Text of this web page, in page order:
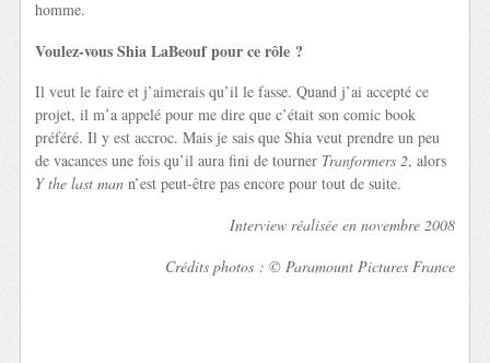
homme.
Voulez-vous Shia LaBeouf pour ce rôle ?
Il veut le faire et j’aimerais qu’il le fasse. Quand j’ai accepté ce
projet, il m’a appelé pour me dire que c’était son comic book
préféré. Il y est accroc. Mais je sais que Shia veut prendre un peu
de vacances une fois qu’il aura fini de tourner Tranformers 2, alors
Y the last man n’est peut-être pas encore pour tout de suite.
Interview réalisée en novembre 2008
Crédits photos : © Paramount Pictures France